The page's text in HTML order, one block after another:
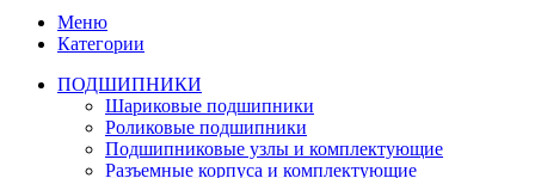
Меню
Категории
ПОДШИПНИКИ
Шариковые подшипники
Роликовые подшипники
Подшипниковые узлы и комплектующие
Разъемные корпуса и комплектующие